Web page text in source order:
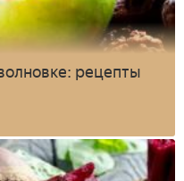
рецепты